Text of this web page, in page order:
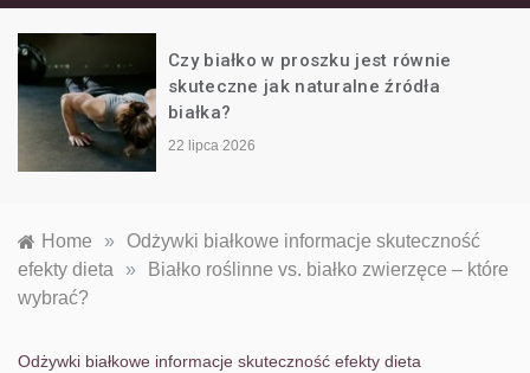
białku i
odżywkach na
Białko w diecie wegańskiej – czym
zastąpić produkty mleczne?
Home »
Odżywki białkowe informacje skuteczność
efekty dieta
»
Białko roślinne vs. białko zwierzęce – które
wybrać?
Odżywki białkowe informacje skuteczność efekty dieta